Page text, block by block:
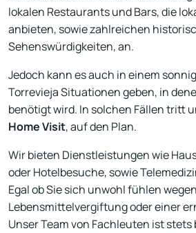
lokalen Restaurants und Bars, die
anbieten, sowie zahlreichen
Sehenswürdigkeiten, an.
Jedoch kann es auch in einem
Torrevieja Situationen geben, in
benötigt wird. In solchen Fällen tritt
Home Visit, auf den Plan.
Wir bieten Dienstleistungen wie
oder Hotelbesuche, sowie
Egal ob Sie sich unwohl fühlen
Lebensmittelvergiftung oder einer
Unser Team von Fachleuten ist stets